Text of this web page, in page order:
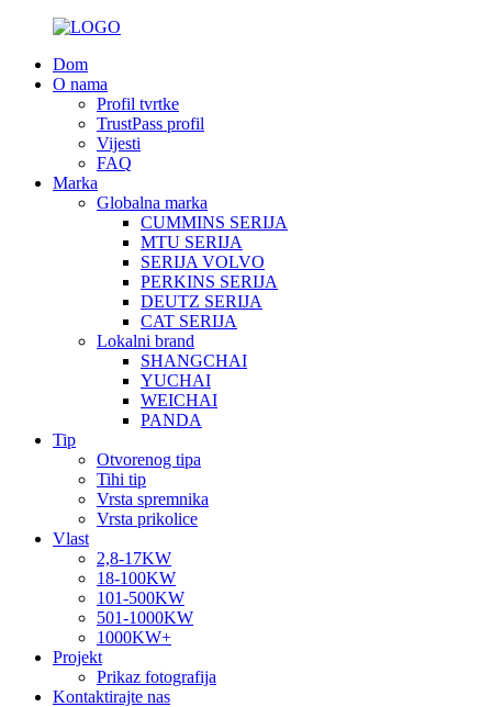
Dom
O nama
Profil tvrtke
TrustPass profil
Vijesti
FAQ
Marka
Globalna marka
CUMMINS SERIJA
MTU SERIJA
SERIJA VOLVO
PERKINS SERIJA
DEUTZ SERIJA
CAT SERIJA
Lokalni brand
SHANGCHAI
YUCHAI
WEICHAI
PANDA
Tip
Otvorenog tipa
Tihi tip
Vrsta spremnika
Vrsta prikolice
Vlast
2,8-17KW
18-100KW
101-500KW
501-1000KW
1000KW+
Projekt
Prikaz fotografija
Kontaktirajte nas